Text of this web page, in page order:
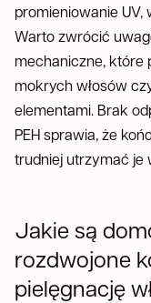
promieniowanie
Warto zwrócić
mechaniczne, które
mokrych włosów
elementami. Brak
PEH sprawia, że
trudniej utrzymać je
Jakie są
rozdwojone
pielęgnację